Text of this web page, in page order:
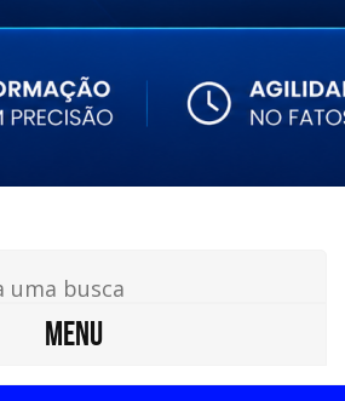
MENU